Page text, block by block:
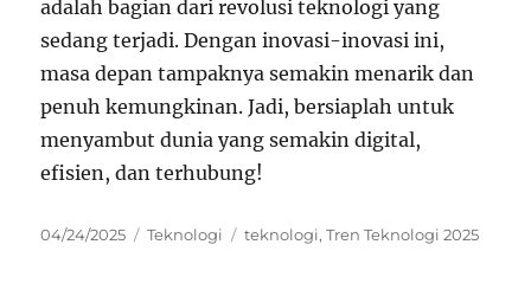
adalah bagian dari revolusi teknologi yang
sedang terjadi. Dengan inovasi-inovasi ini,
masa depan tampaknya semakin menarik dan
penuh kemungkinan. Jadi, bersiaplah untuk
menyambut dunia yang semakin digital,
efisien, dan terhubung!
Posted
04/24/2025 Categories
Teknologi Tags
teknologi,Tren Teknologi 2025